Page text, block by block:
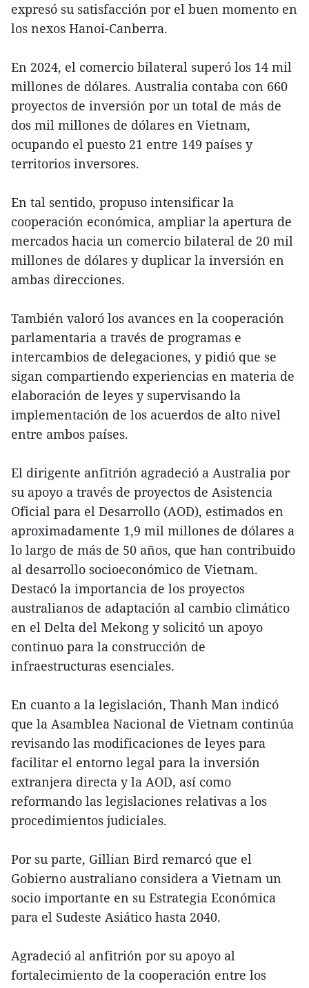
expresó su satisfacción por el buen momento en
los nexos Hanoi-Canberra.
En 2024, el comercio bilateral superó los 14 mil
millones de dólares. Australia contaba con 660
proyectos de inversión por un total de más de
dos mil millones de dólares en Vietnam,
ocupando el puesto 21 entre 149 países y
territorios inversores.
En tal sentido, propuso intensificar la
cooperación económica, ampliar la apertura de
mercados hacia un comercio bilateral de 20 mil
millones de dólares y duplicar la inversión en
ambas direcciones.
También valoró los avances en la cooperación
parlamentaria a través de programas e
intercambios de delegaciones, y pidió que se
sigan compartiendo experiencias en materia de
elaboración de leyes y supervisando la
implementación de los acuerdos de alto nivel
entre ambos países.
El dirigente anfitrión agradeció a Australia por
su apoyo a través de proyectos de Asistencia
Oficial para el Desarrollo (AOD), estimados en
aproximadamente 1,9 mil millones de dólares a
lo largo de más de 50 años, que han contribuido
al desarrollo socioeconómico de Vietnam.
Destacó la importancia de los proyectos
australianos de adaptación al cambio climático
en el Delta del Mekong y solicitó un apoyo
continuo para la construcción de
infraestructuras esenciales.
En cuanto a la legislación, Thanh Man indicó
que la Asamblea Nacional de Vietnam continúa
revisando las modificaciones de leyes para
facilitar el entorno legal para la inversión
extranjera directa y la AOD, así como
reformando las legislaciones relativas a los
procedimientos judiciales.
Por su parte, Gillian Bird remarcó que el
Gobierno australiano considera a Vietnam un
socio importante en su Estrategia Económica
para el Sudeste Asiático hasta 2040.
Agradeció al anfitrión por su apoyo al
fortalecimiento de la cooperación entre los